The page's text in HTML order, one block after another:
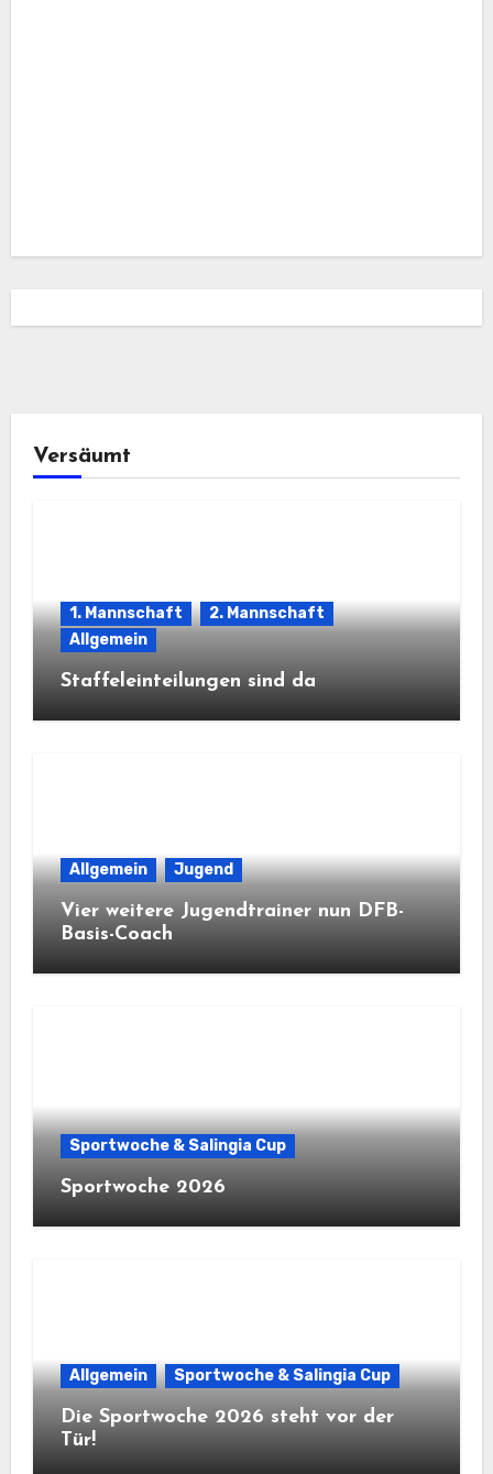
Versäumt
1. Mannschaft
2. Mannschaft
Allgemein
Staffeleinteilungen sind da
Allgemein Jugend
Vier weitere Jugendtrainer nun DFB-
Basis-Coach
Sportwoche & Salingia Cup
Sportwoche 2026
Allgemein Sportwoche & Salingia Cup
Die Sportwoche 2026 steht vor der
Tür!